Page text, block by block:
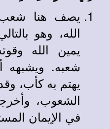
يصف هنا
الله، وهو
يمين الله
شعبه. ويشبهه
يهتم به كأب،
الشعوب،
في الإيمان